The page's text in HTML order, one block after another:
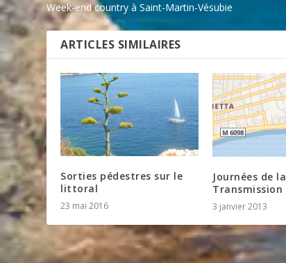
Week-end country à Saint-Martin-Vésubie
ARTICLES SIMILAIRES
Sorties pédestres sur le
littoral
23 mai 2016
Journées de la
Transmission
3 janvier 2013